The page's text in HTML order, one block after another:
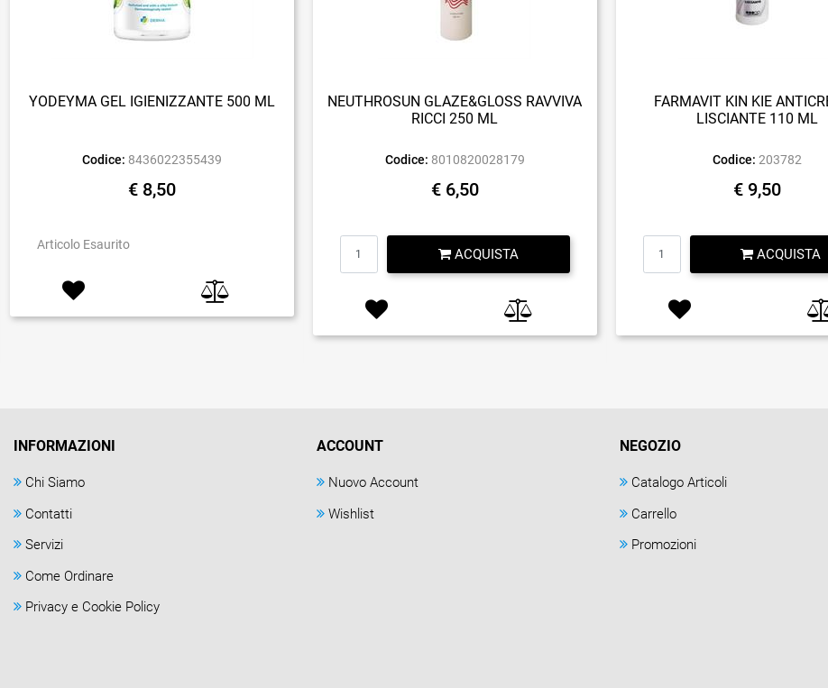
YODEYMA GEL IGIENIZZANTE 500 ML
Codice: 8436022355439
€ 8,50
Articolo Esaurito
NEUTHROSUN GLAZE&GLOSS RAVVIVA
RICCI 250 ML
Codice: 8010820028179
€ 6,50
ACQUISTA
FARMAVIT KIN KIE
LISCIANTE 110 ML
Codice: 203782
€ 9,50
ACQUISTA
INFORMAZIONI
Chi Siamo
Contatti
Servizi
Come Ordinare
Privacy e Cookie Policy
ACCOUNT
Nuovo Account
Wishlist
NEGOZIO
Catalogo Articoli
Carrello
Promozioni